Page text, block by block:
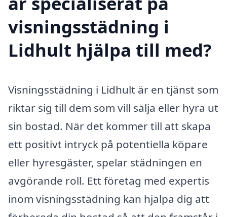
visningsstädning i
Lidhult hjälpa till med?
Visningsstädning i Lidhult är en tjänst som
riktar sig till dem som vill sälja eller hyra ut
sin bostad. När det kommer till att skapa
ett positivt intryck på potentiella köpare
eller hyresgäster, spelar städningen en
avgörande roll. Ett företag med expertis
inom visningsstädning kan hjälpa dig att